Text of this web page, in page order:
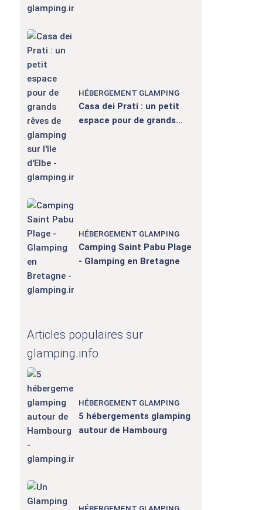
HÉBERGEMENT GLAMPING
Casa dei Prati : un petit
espace pour de grands
HÉBERGEMENT GLAMPING
Camping Saint Pabu Plage
- Glamping en Bretagne
Articles populaires sur
glamping.info
HÉBERGEMENT GLAMPING
5 hébergements glamping
autour de Hambourg